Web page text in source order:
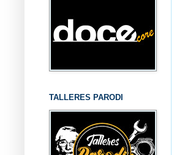
TALLERES PARODI